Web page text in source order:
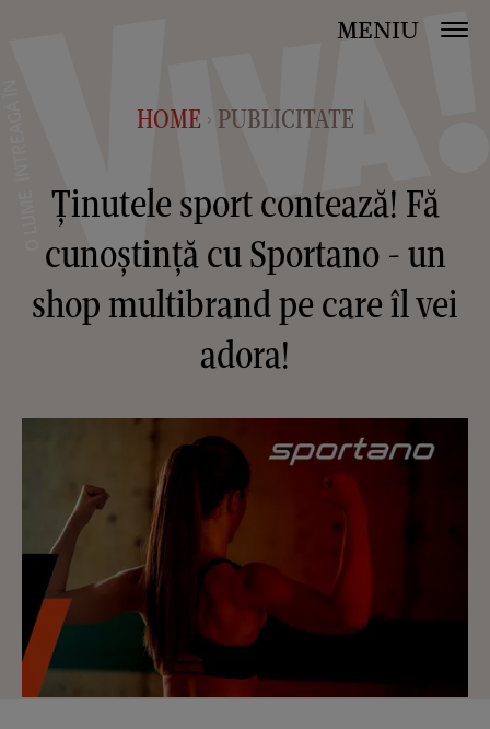
MENIU
HOME > PUBLICITATE
Ținutele sport contează! Fă
cunoștință cu Sportano - un
shop multibrand pe care îl vei
adora!